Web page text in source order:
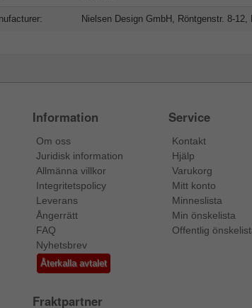
Nielsen Design GmbH, Röntgenstr. 8-12,
Information
Om oss
Juridisk information
Allmänna villkor
Integritetspolicy
Leverans
Ångerrätt
FAQ
Nyhetsbrev
Återkalla avtalet
Service
Kontakt
Hjälp
Varukorg
Mitt konto
Minneslista
Min önskelista
Offentlig
Fraktpartner